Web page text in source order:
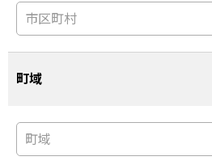
町域